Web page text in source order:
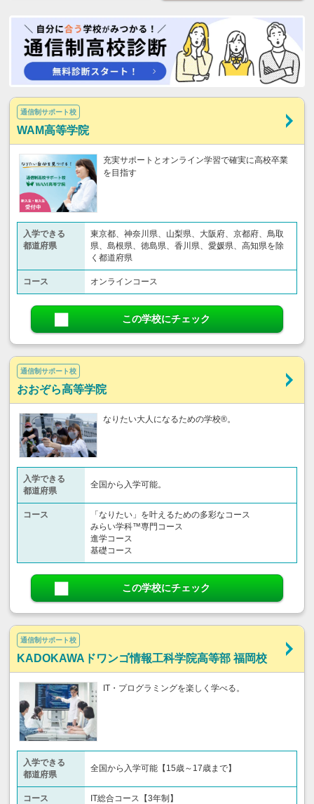
通信制サポート校
WAM高等学院
充実サポートとオンライン学習で確実に高校卒業
を目指す
入学できる
都道府県
東京都、神奈川県、山梨県、大阪府、京都府、鳥取
県、島根県、徳島県、香川県、愛媛県、高知県を除
く都道府県
コース オンラインコース
この学校にチェック
通信制サポート校
おおぞら高等学院
なりたい大人になるための学校®。
入学できる
都道府県
全国から入学可能。
コース
「なりたい」を叶えるための多彩なコース
みらい学科™専門コース
進学コース
基礎コース
この学校にチェック
通信制サポート校
KADOKAWAドワンゴ情報工科学院高等部 福岡校
IT・プログラミングを楽しく学べる。
入学できる
都道府県
全国から入学可能【15歳～17歳まで】
コース
IT総合コース【3年制】